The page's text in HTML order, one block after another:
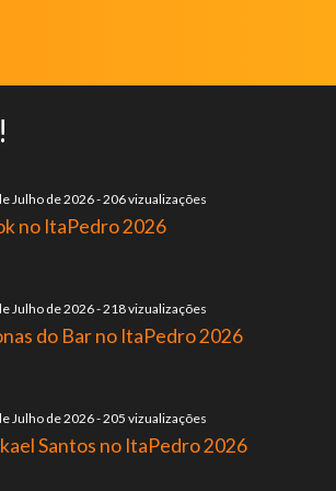
Julho de 2026-206 vizualizações
no ItaPedro 2026
Julho de 2026-218 vizualizações
do Bar no ItaPedro 2026
Julho de 2026-205 vizualizações
Santos no ItaPedro 2026